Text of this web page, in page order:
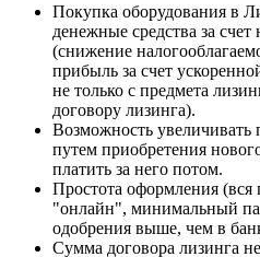
Покупка оборудования в
денежные средства за
(снижение
прибыль за счет
не только с предмета
договору лизинга).
Возможность
путем приобретения
платить за него потом.
Простота оформления
"онлайн", минимальный
одобрения выше, чем в
Сумма договора лизинга